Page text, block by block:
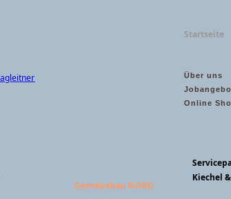
Startseite
Über uns
Online
Getriebebau NORD
Kiechel